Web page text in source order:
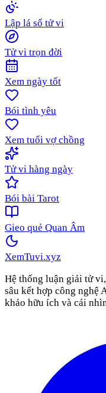
Lập lá số tử vi
Tử vi trọn đời
Xem ngày tốt
Bói tình yêu
Xem tuổi vợ chồng
Tử vi hàng ngày
Bói bài Tarot
Gieo quẻ Quan Âm
XemTuvi.xyz
Hệ thống luận giải tử
sâu kết hợp công nghệ
khảo hữu ích và cái